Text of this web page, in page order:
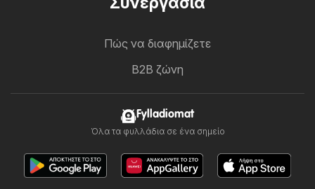
Πώς να διαφημίζετε
B2B ζώνη
Fylladiomat
Όλα τα φυλλάδια σε ένα σημείο